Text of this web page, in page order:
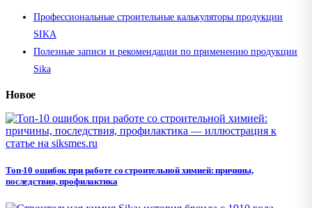
Профессиональные строительные калькуляторы продукции
SIKA
Полезные записи и рекомендации по применению продукции
Sika
Новое
Топ-10 ошибок при работе со строительной химией: причины,
последствия, профилактика